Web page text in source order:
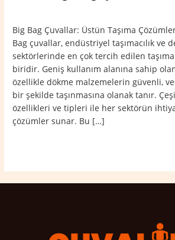
Big Bag Çuvallar: Üstün Taşıma
Bag çuvallar, endüstriyel taşımacılık ve
sektörlerinde en çok tercih edilen
biridir. Geniş kullanım alanına sahip
özellikle dökme malzemelerin güvenli,
bir şekilde taşınmasına olanak tanır.
özellikleri ve tipleri ile her sektörün
çözümler sunar. Bu […]